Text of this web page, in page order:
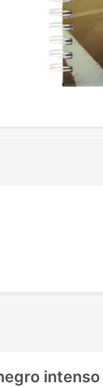
intenso